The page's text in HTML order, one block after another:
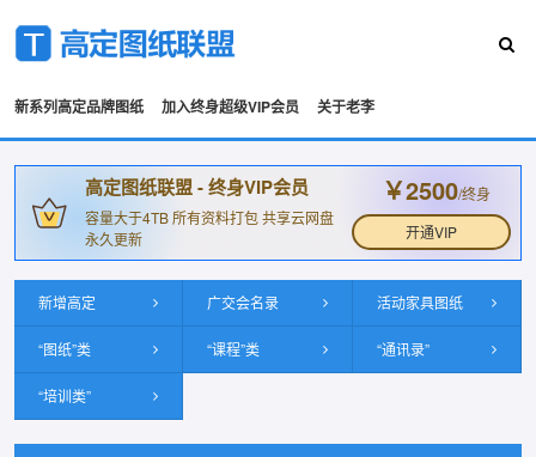
新系列高定品牌图纸 加入终身超级VIP会员 关于老李
高定图纸联盟 - 终身VIP会员
容量大于4TB 所有资料打包 共享云网盘
永久更新
￥2500/终身
开通VIP
新增高定 广交会名录 活动家具图纸
“图纸”类 “课程”类 “通讯录”
“培训类”